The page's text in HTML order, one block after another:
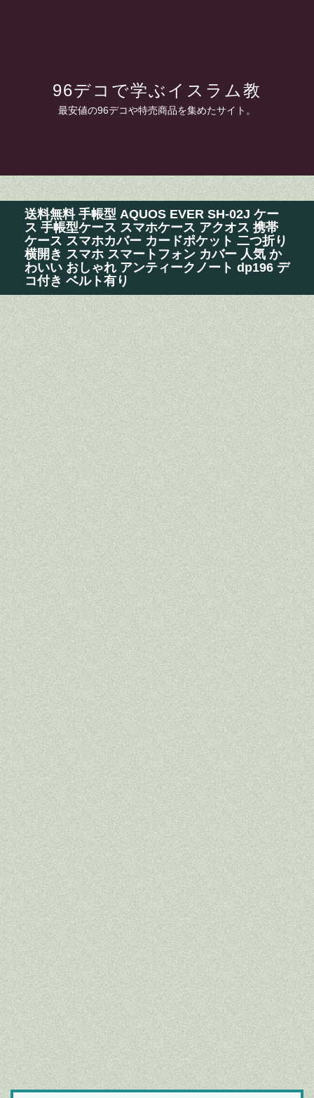
96デコで学ぶイスラム教
最安値の96デコや特売商品を集めたサイト。
送料無料 手帳型 AQUOS EVER SH-02J ケー
ス 手帳型ケース スマホケース アクオス 携帯
ケース スマホカバー カードポケット 二つ折り
横開き スマホ スマートフォン カバー 人気 か
わいい おしゃれ アンティークノート dp196 デ
コ付き ベルト有り